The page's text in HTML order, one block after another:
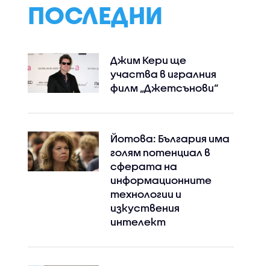
ПОСЛЕДНИ
Джим Кери ще
участва в игралния
филм „Джетсънови“
Йотова: България има
голям потенциал в
сферата на
информационните
технологии и
изкуствения
интелект